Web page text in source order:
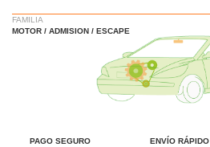
FAMILIA
MOTOR / ADMISION / ESCAPE
PAGO SEGURO ENVÍO RÁPIDO